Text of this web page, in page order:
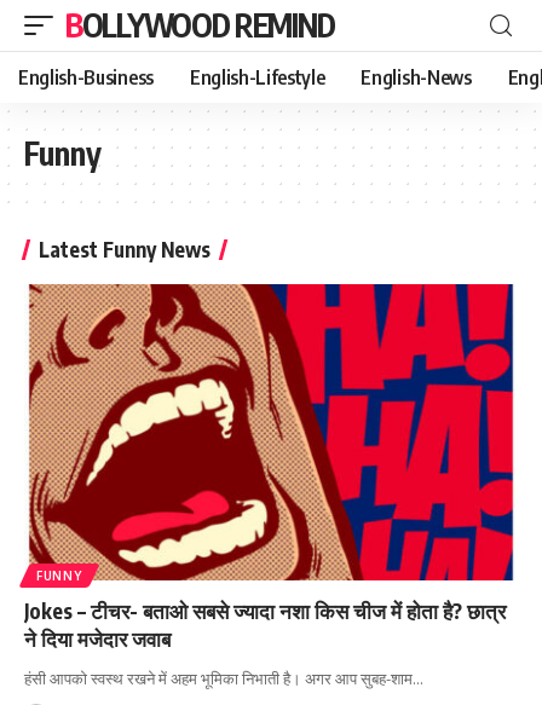
BOLLYWOOD REMIND
English-Business English-Lifestyle English-News
Funny
Latest Funny News
FUNNY
Jokes – टीचर- बताओ सबसे ज्यादा नशा किस चीज में होता है? छात्र
ने दिया मजेदार जवाब
हंसी आपको स्वस्थ रखने में अहम भूमिका निभाती है। अगर आप सुबह-शाम…